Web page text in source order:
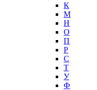
К
М
Н
О
П
Р
С
Т
У
Ф